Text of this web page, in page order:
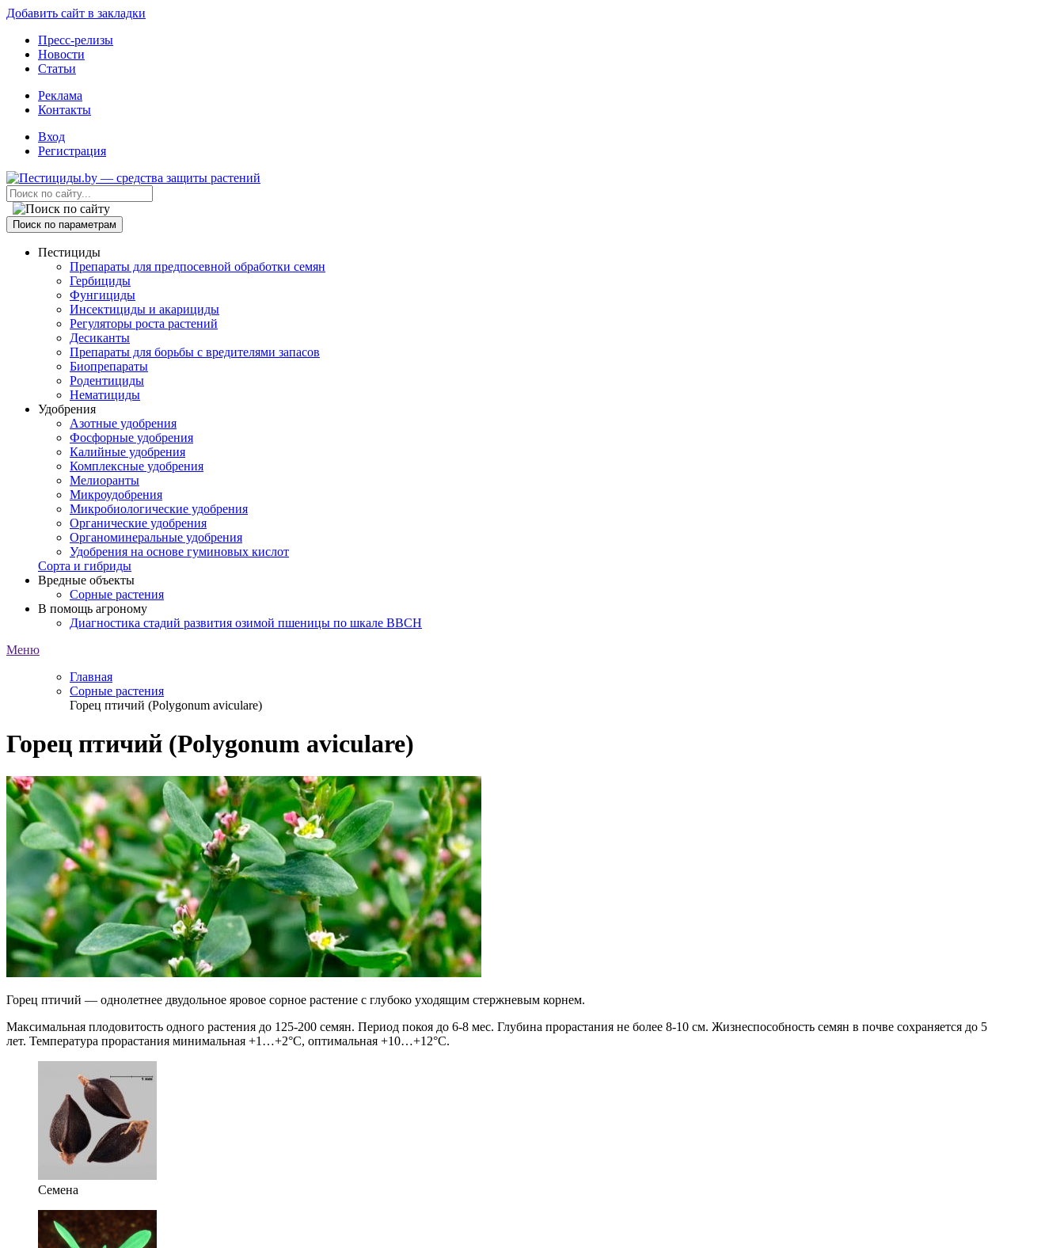
Добавить сайт в закладки
Пресс-релизы
Новости
Статьи
Реклама
Контакты
Вход
Регистрация
Поиск по параметрам
Пестициды
Препараты для предпосевной обработки семян
Гербициды
Фунгициды
Инсектициды и акарициды
Регуляторы роста растений
Десиканты
Препараты для борьбы с вредителями запасов
Биопрепараты
Родентициды
Нематициды
Удобрения
Азотные удобрения
Фосфорные удобрения
Калийные удобрения
Комплексные удобрения
Мелиоранты
Микроудобрения
Микробиологические удобрения
Органические удобрения
Органоминеральные удобрения
Удобрения на основе гуминовых кислот
Сорта и гибриды
Вредные объекты
Сорные растения
В помощь агроному
Диагностика стадий развития озимой пшеницы по шкале ВВСН
Меню
Главная
Сорные растения
Горец птичий (Роlygonum aviculare)
Горец птичий (Роlygonum aviculare)
Горец птичий — однолетнее двудольное яровое сорное растение с глубоко уходящим стержневым корнем.
Максимальная плодовитость одного растения до 125-200 семян. Период покоя до 6-8 мес. Глубина прорастания не более 8-10 см. Жизнеспособность семян в почве сохраняется до 5
лет. Температура прорастания минимальная +1…+2°С, оптимальная +10…+12°С.
Семена